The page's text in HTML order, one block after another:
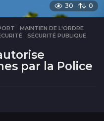
30 0
,MAINTIEN DE L'ORDRE
,SÉCURITÉ PUBLIQUE
par la Police